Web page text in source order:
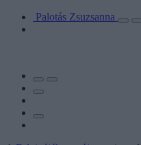
Palotás Zsuzsanna